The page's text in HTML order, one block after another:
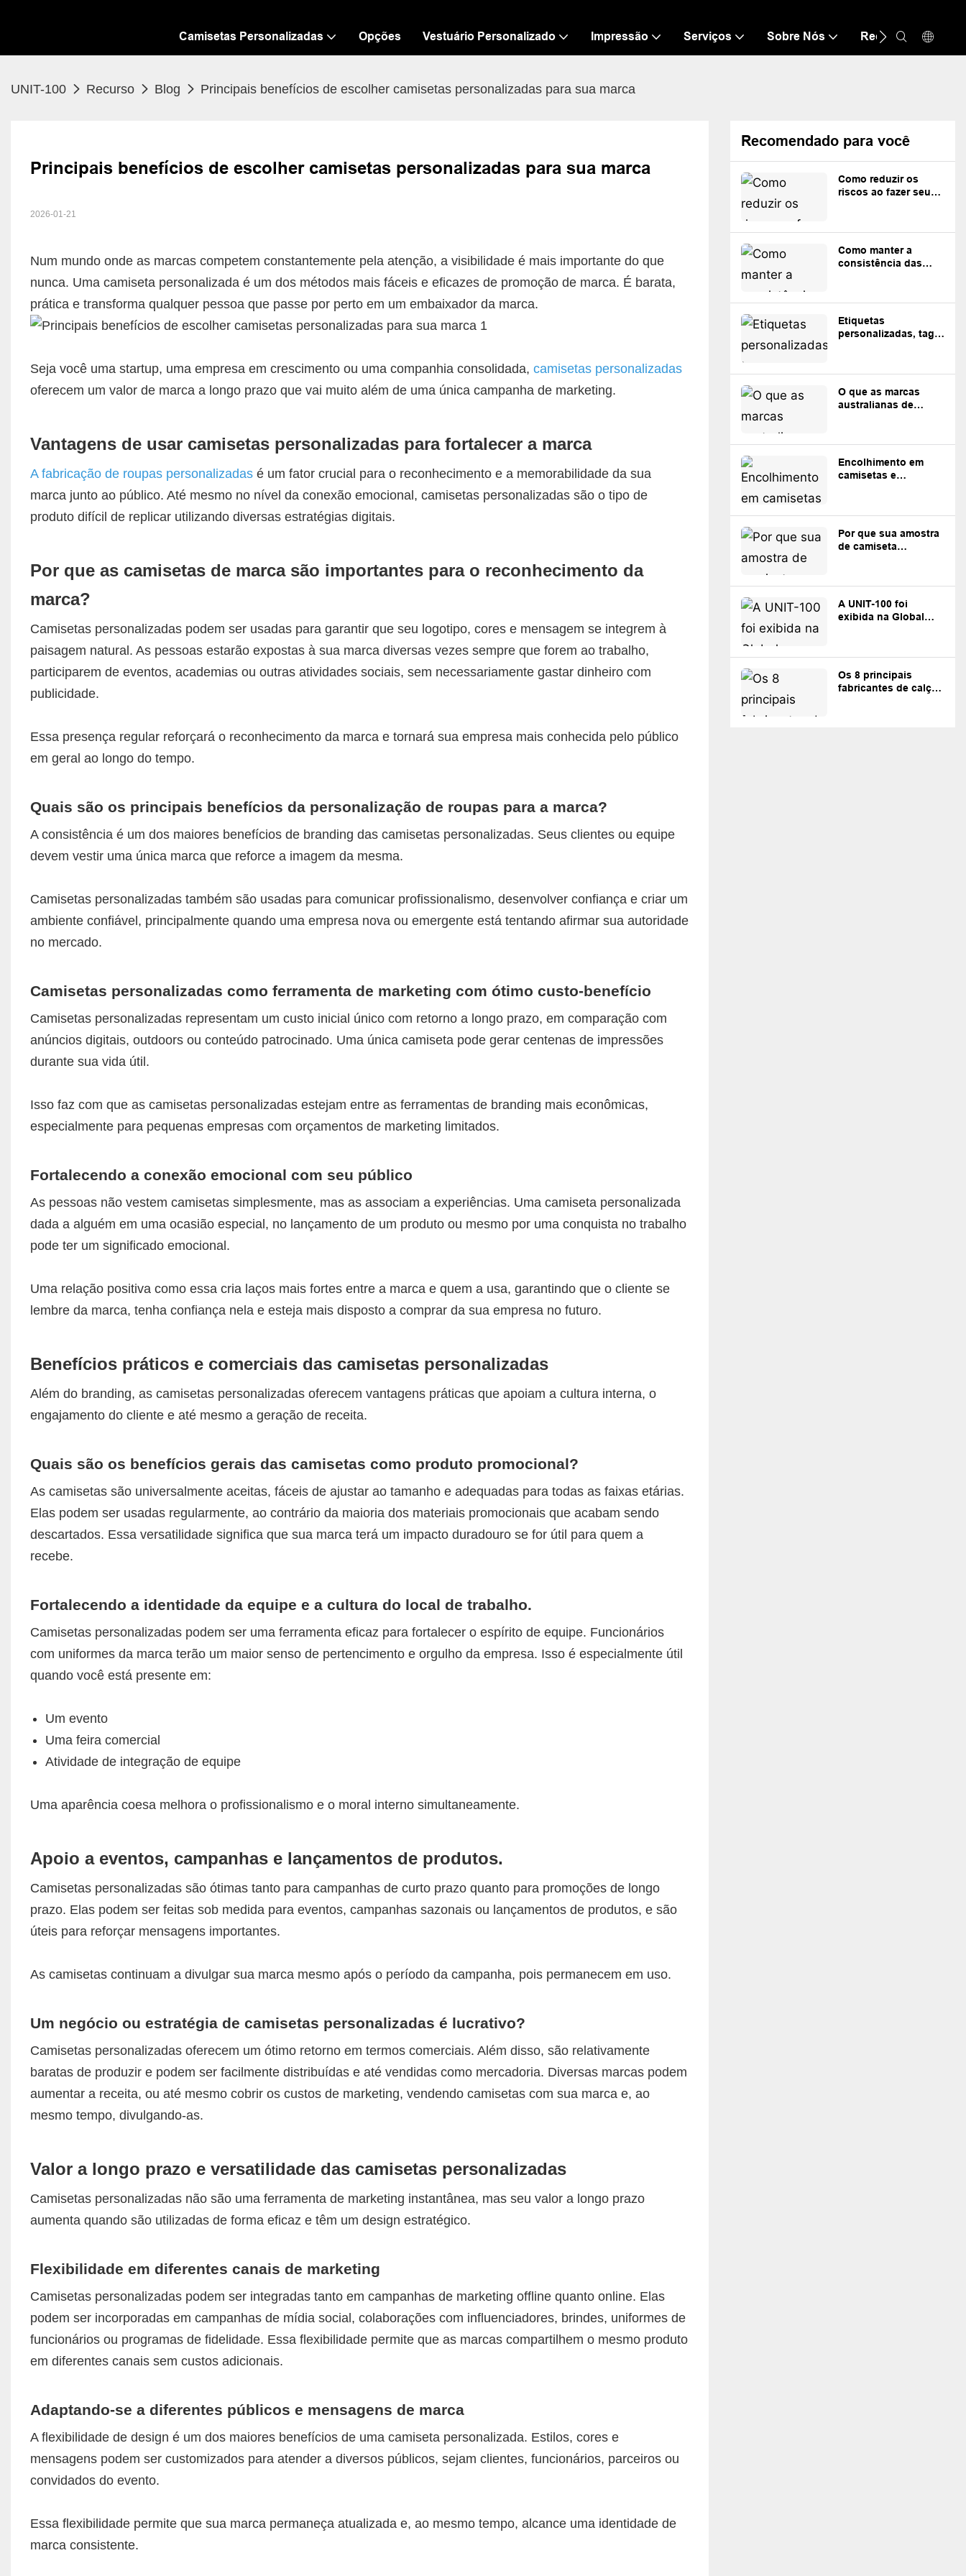
Camisetas Personalizadas Opções Vestuário Personalizado Impressão Serviços Sobre Nós Recurso
UNIT-100 Recurso Blog Principais benefícios de escolher camisetas personalizadas para sua marca
Principais benefícios de escolher camisetas personalizadas para sua marca
2026-01-21
Num mundo onde as marcas competem constantemente pela atenção, a visibilidade é mais importante do que
nunca. Uma camiseta personalizada é um dos métodos mais fáceis e eficazes de promoção de marca. É barata,
prática e transforma qualquer pessoa que passe por perto em um embaixador da marca.
Seja você uma startup, uma empresa em crescimento ou uma companhia consolidada, camisetas personalizadas
oferecem um valor de marca a longo prazo que vai muito além de uma única campanha de marketing.
Vantagens de usar camisetas personalizadas para fortalecer a marca
A fabricação de roupas personalizadasé um fator crucial para o reconhecimento e a memorabilidade da sua
marca junto ao público. Até mesmo no nível da conexão emocional, camisetas personalizadas são o tipo de
produto difícil de replicar utilizando diversas estratégias digitais.
Por que as camisetas de marca são importantes para o reconhecimento da
marca?
Camisetas personalizadas podem ser usadas para garantir que seu logotipo, cores e mensagem se integrem à
paisagem natural. As pessoas estarão expostas à sua marca diversas vezes sempre que forem ao trabalho,
participarem de eventos, academias ou outras atividades sociais, sem necessariamente gastar dinheiro com
publicidade.
Essa presença regular reforçará o reconhecimento da marca e tornará sua empresa mais conhecida pelo público
em geral ao longo do tempo.
Quais são os principais benefícios da personalização de roupas para a marca?
A consistência é um dos maiores benefícios de branding das camisetas personalizadas. Seus clientes ou equipe
devem vestir uma única marca que reforce a imagem da mesma.
Camisetas personalizadas também são usadas para comunicar profissionalismo, desenvolver confiança e criar um
ambiente confiável, principalmente quando uma empresa nova ou emergente está tentando afirmar sua autoridade
no mercado.
Camisetas personalizadas como ferramenta de marketing com ótimo custo-benefício
Camisetas personalizadas representam um custo inicial único com retorno a longo prazo, em comparação com
anúncios digitais, outdoors ou conteúdo patrocinado. Uma única camiseta pode gerar centenas de impressões
durante sua vida útil.
Isso faz com que as camisetas personalizadas estejam entre as ferramentas de branding mais econômicas,
especialmente para pequenas empresas com orçamentos de marketing limitados.
Fortalecendo a conexão emocional com seu público
As pessoas não vestem camisetas simplesmente, mas as associam a experiências. Uma camiseta personalizada
dada a alguém em uma ocasião especial, no lançamento de um produto ou mesmo por uma conquista no trabalho
pode ter um significado emocional.
Uma relação positiva como essa cria laços mais fortes entre a marca e quem a usa, garantindo que o cliente se
lembre da marca, tenha confiança nela e esteja mais disposto a comprar da sua empresa no futuro.
Benefícios práticos e comerciais das camisetas personalizadas
Além do branding, as camisetas personalizadas oferecem vantagens práticas que apoiam a cultura interna, o
engajamento do cliente e até mesmo a geração de receita.
Quais são os benefícios gerais das camisetas como produto promocional?
As camisetas são universalmente aceitas, fáceis de ajustar ao tamanho e adequadas para todas as faixas etárias.
Elas podem ser usadas regularmente, ao contrário da maioria dos materiais promocionais que acabam sendo
descartados. Essa versatilidade significa que sua marca terá um impacto duradouro se for útil para quem a
recebe.
Fortalecendo a identidade da equipe e a cultura do local de trabalho.
Camisetas personalizadas podem ser uma ferramenta eficaz para fortalecer o espírito de equipe. Funcionários
com uniformes da marca terão um maior senso de pertencimento e orgulho da empresa. Isso é especialmente útil
quando você está presente em:
Um evento
Uma feira comercial
Atividade de integração de equipe
Uma aparência coesa melhora o profissionalismo e o moral interno simultaneamente.
Apoio a eventos, campanhas e lançamentos de produtos.
Camisetas personalizadas são ótimas tanto para campanhas de curto prazo quanto para promoções de longo
prazo. Elas podem ser feitas sob medida para eventos, campanhas sazonais ou lançamentos de produtos, e são
úteis para reforçar mensagens importantes.
As camisetas continuam a divulgar sua marca mesmo após o período da campanha, pois permanecem em uso.
Um negócio ou estratégia de camisetas personalizadas é lucrativo?
Camisetas personalizadas oferecem um ótimo retorno em termos comerciais. Além disso, são relativamente
baratas de produzir e podem ser facilmente distribuídas e até vendidas como mercadoria. Diversas marcas podem
aumentar a receita, ou até mesmo cobrir os custos de marketing, vendendo camisetas com sua marca e, ao
mesmo tempo, divulgando-as.
Valor a longo prazo e versatilidade das camisetas personalizadas
Camisetas personalizadas não são uma ferramenta de marketing instantânea, mas seu valor a longo prazo
aumenta quando são utilizadas de forma eficaz e têm um design estratégico.
Flexibilidade em diferentes canais de marketing
Camisetas personalizadas podem ser integradas tanto em campanhas de marketing offline quanto online. Elas
podem ser incorporadas em campanhas de mídia social, colaborações com influenciadores, brindes, uniformes de
funcionários ou programas de fidelidade. Essa flexibilidade permite que as marcas compartilhem o mesmo produto
em diferentes canais sem custos adicionais.
Adaptando-se a diferentes públicos e mensagens de marca
A flexibilidade de design é um dos maiores benefícios de uma camiseta personalizada. Estilos, cores e
mensagens podem ser customizados para atender a diversos públicos, sejam clientes, funcionários, parceiros ou
convidados do evento.
Essa flexibilidade permite que sua marca permaneça atualizada e, ao mesmo tempo, alcance uma identidade de
marca consistente.
Recomendado para você
Como reduzir os
riscos ao fazer seu
personalizadas
Como manter a
consistência das
vestuário
personalizado
Etiquetas
personalizadas, tags
preparar antes da
O que as marcas
australianas de
encomendar roupas
personalizadas da
China.
Encolhimento em
camisetas e
que as marcas
Por que sua amostra
de camiseta
produção em massa?
A UNIT-100 foi
exibida na Global
Os 8 principais
fabricantes de calças